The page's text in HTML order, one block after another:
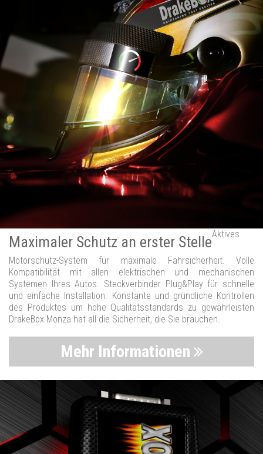
Maximaler Schutz an erster StelleAktives
Motorschutz-System für maximale Fahrsicherheit. Volle
Kompatibilität mit allen elektrischen und mechanischen
Systemen Ihres Autos. Steckverbinder Plug&Play für schnelle
und einfache Installation. Konstante und gründliche Kontrollen
des Produktes um hohe Qualitätsstandards zu gewährleisten
DrakeBox Monza hat all die Sicherheit, die Sie brauchen.
Mehr Informationen